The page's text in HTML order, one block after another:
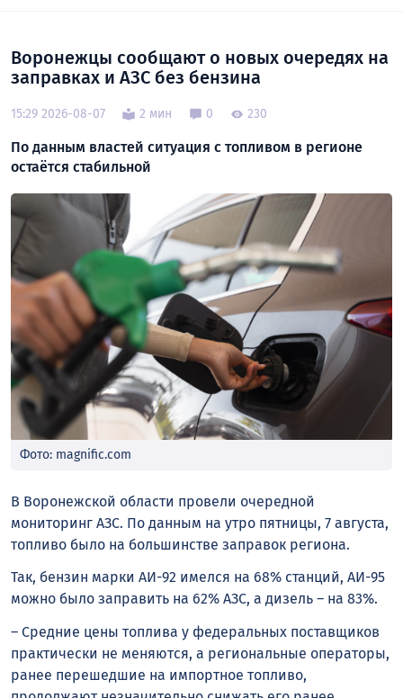
Воронежцы сообщают о новых очередях на
заправках и АЗС без бензина
15:29 2026-08-07 2 мин 0 230
По данным властей ситуация с топливом в регионе
остаётся стабильной
Фото: magnific.com
В Воронежской области провели очередной
мониторинг АЗС. По данным на утро пятницы, 7 августа,
топливо было на большинстве заправок региона.
Так, бензин марки АИ-92 имелся на 68% станций, АИ-95
можно было заправить на 62% АЗС, а дизель – на 83%.
– Средние цены топлива у федеральных поставщиков
практически не меняются, а региональные операторы,
ранее перешедшие на импортное топливо,